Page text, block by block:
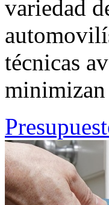
variedad
técnicas
minimizan